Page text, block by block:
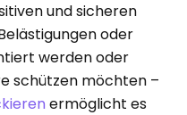
und sicheren
oder
werden oder
schützen möchten –
ermöglicht es